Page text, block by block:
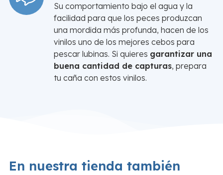
Su comportamiento bajo el agua y la
facilidad para que los peces produzcan
una mordida más profunda, hacen de los
vinilos uno de los mejores cebos para
pescar lubinas. Si quieres garantizar una
buena cantidad de capturas, prepara
tu caña con estos vinilos.
En nuestra tienda también